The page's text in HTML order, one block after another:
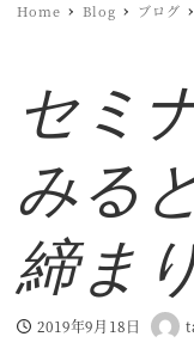
Home Blog ブログ
セミ
みる
締ま
投稿日2019年9月18日
著